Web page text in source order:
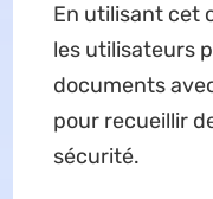
En utilisant cet
les utilisateurs
documents
pour recueillir
sécurité.